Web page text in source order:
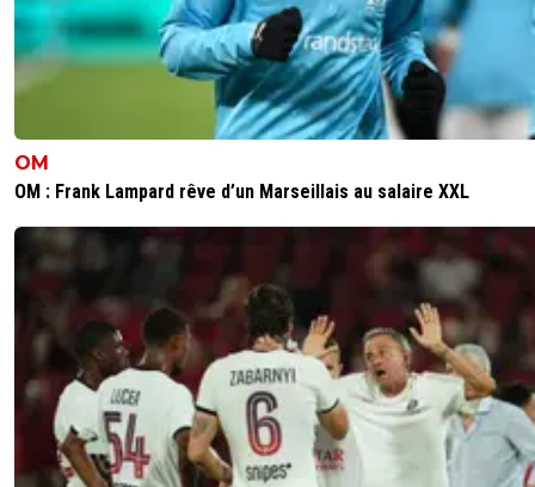
OM
OM : Frank Lampard rêve d’un Marseillais au salaire XXL